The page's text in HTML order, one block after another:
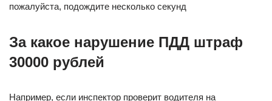
пожалуйста, подождите несколько секунд
За какое нарушение ПДД штраф
30000 рублей
Например, если инспектор проверит водителя на